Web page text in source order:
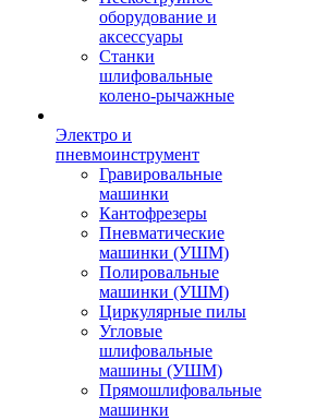
оборудование и
аксессуары
Станки
шлифовальные
колено-рычажные
Электро и
пневмоинструмент
Гравировальные
машинки
Кантофрезеры
Пневматические
машинки (УШМ)
Полировальные
машинки (УШМ)
Циркулярные пилы
Угловые
шлифовальные
машины (УШМ)
Прямошлифовальные
машинки